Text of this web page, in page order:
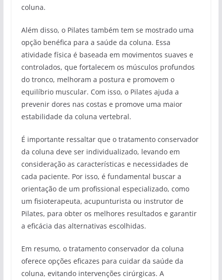
coluna.
Além disso, o Pilates também tem se mostrado uma
opção benéfica para a saúde da coluna. Essa
atividade física é baseada em movimentos suaves e
controlados, que fortalecem os músculos profundos
do tronco, melhoram a postura e promovem o
equilíbrio muscular. Com isso, o Pilates ajuda a
prevenir dores nas costas e promove uma maior
estabilidade da coluna vertebral.
É importante ressaltar que o tratamento conservador
da coluna deve ser individualizado, levando em
consideração as características e necessidades de
cada paciente. Por isso, é fundamental buscar a
orientação de um profissional especializado, como
um fisioterapeuta, acupunturista ou instrutor de
Pilates, para obter os melhores resultados e garantir
a eficácia das alternativas escolhidas.
Em resumo, o tratamento conservador da coluna
oferece opções eficazes para cuidar da saúde da
coluna, evitando intervenções cirúrgicas. A